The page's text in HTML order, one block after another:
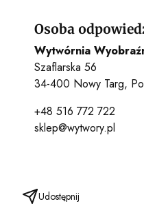
Osoba
Wytwórnia
Szaflarska 56
34-400 Nowy Targ,
+48 516 772 722
sklep@wytwory.pl
Udostępnij